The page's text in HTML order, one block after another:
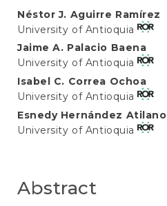
Main
Article
Content
Néstor J. Aguirre Ramírez
University of Antioquia
Jaime A. Palacio Baena
University of Antioquia
Isabel C. Correa Ochoa
University of Antioquia
Esnedy Hernández Atilano
University of Antioquia
Abstract